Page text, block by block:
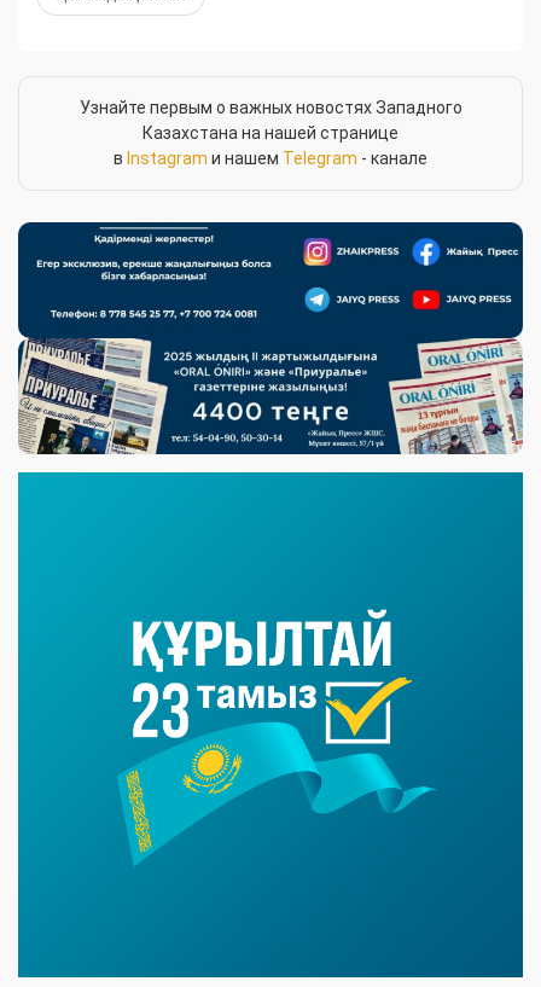
Узнайте первым о важных новостях Западного
Казахстана на нашей странице
в Instagram и нашем Telegram - канале